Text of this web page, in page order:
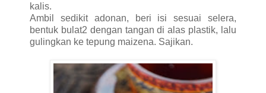
kalis.
Ambil sedikit adonan, beri isi sesuai selera,
bentuk bulat2 dengan tangan di alas plastik, lalu
gulingkan ke tepung maizena. Sajikan.